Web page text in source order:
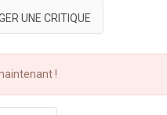
UNE CRITIQUE
!